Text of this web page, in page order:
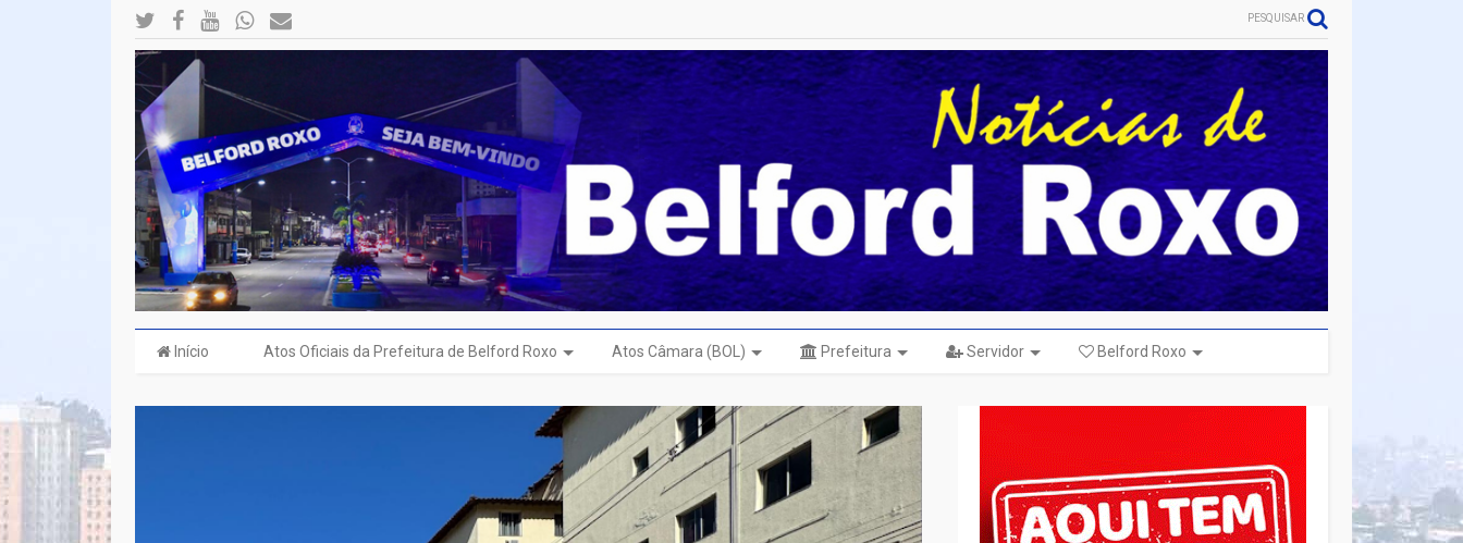
PESQUISAR
Início Atos Oficiais da Prefeitura de Belford Roxo Atos Câmara (BOL) Prefeitura Servidor Belford Roxo